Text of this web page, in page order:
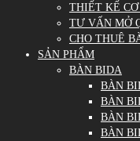
THIẾT KẾ
TƯ VẤN MỞ
CHO THUÊ
SẢN PHẨM
BÀN BIDA
BÀN
BÀN
BÀN
BÀN